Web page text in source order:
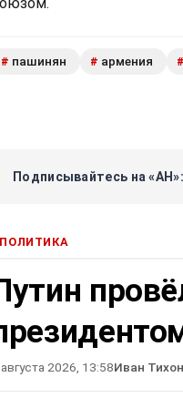
# пашинян # армения #
Подписывайтесь на «АН»:
ПОЛИТИКА
2026, 13:58Иван